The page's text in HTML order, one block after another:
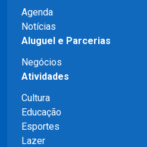
Agenda
Notícias
Aluguel e Parcerias
Negócios
Atividades
Cultura
Educação
Esportes
Lazer